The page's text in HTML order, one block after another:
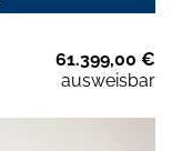
61.399,00 €
ausweisbar